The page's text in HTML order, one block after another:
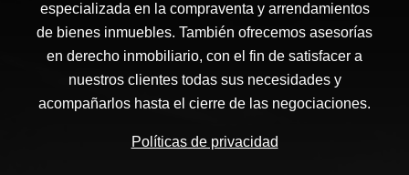
especializada en la compraventa y arrendamientos
de bienes inmuebles. También ofrecemos asesorías
en derecho inmobiliario, con el fin de satisfacer a
nuestros clientes todas sus necesidades y
acompañarlos hasta el cierre de las negociaciones.
Políticas de privacidad